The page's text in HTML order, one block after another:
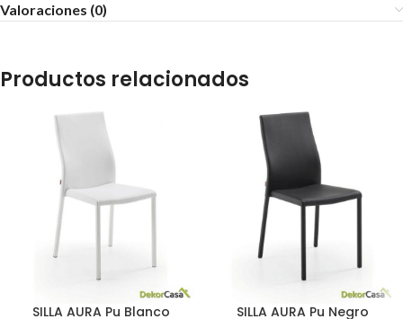
Valoraciones (0)
Productos relacionados
SILLA AURA Pu Blanco SILLA AURA Pu Negro